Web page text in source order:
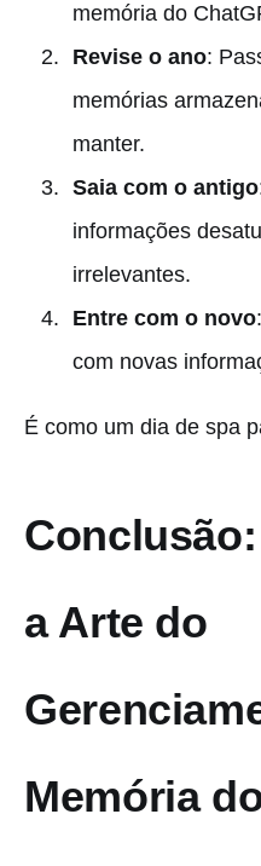
memória do
Revise o ano:
memórias
manter.
Saia com o antigo
informações
irrelevantes.
Entre com o novo
com novas
É como um dia de spa
a Arte do
Memória